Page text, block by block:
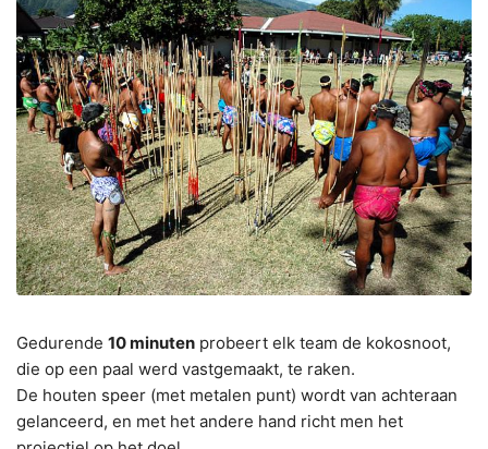
Gedurende 10 minuten probeert elk team de kokosnoot,
die op een paal werd vastgemaakt, te raken.
De houten speer (met metalen punt) wordt van achteraan
gelanceerd, en met het andere hand richt men het